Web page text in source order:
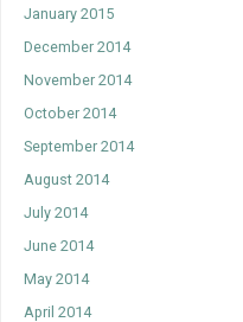
January 2015
December 2014
November 2014
October 2014
September 2014
August 2014
July 2014
June 2014
May 2014
April 2014